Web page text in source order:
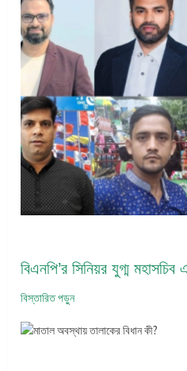
বিএনপি’র সিনিয়র যুগ্ম মহাসচিব
বিস্তারিত পড়ুন